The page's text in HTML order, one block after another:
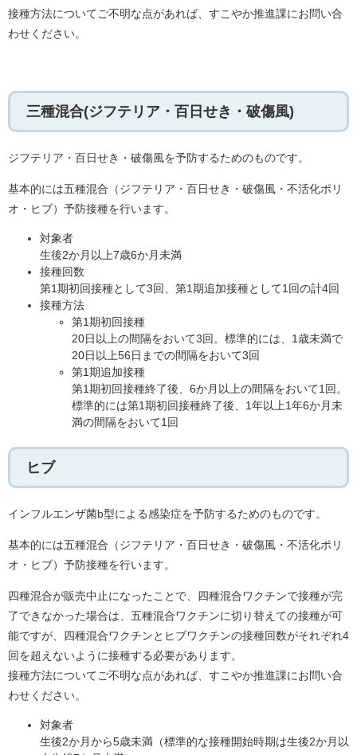
接種方法についてご不明な点があれば、すこやか推進課にお問い合
わせください。
三種混合(ジフテリア・百日せき・破傷風)
ジフテリア・百日せき・破傷風を予防するためのものです。
基本的には五種混合（ジフテリア・百日せき・破傷風・不活化ポリ
オ・ヒブ）予防接種を行います。
対象者
生後2か月以上7歳6か月未満
接種回数
第1期初回接種として3回、第1期追加接種として1回の計4回
接種方法
第1期初回接種
​20日以上の間隔をおいて3回。標準的には、1歳未満で
20日以上56日までの間隔をおいて3回
第1期追加接種
第1期初回接種終了後、6か月以上の間隔をおいて1回。
標準的には第1期初回接種終了後、1年以上1年6か月未
満の間隔をおいて1回
ヒブ
インフルエンザ菌b型による感染症を予防するためのものです。
基本的には五種混合（ジフテリア・百日せき・破傷風・不活化ポリ
オ・ヒブ）予防接種を行います。
四種混合が販売中止になったことで、四種混合ワクチンで接種が完
了できなかった場合は、五種混合ワクチンに切り替えての接種が可
能ですが、四種混合ワクチンとヒブワクチンの接種回数がそれぞれ4
回を超えないように接種する必要があります。
接種方法についてご不明な点があれば、すこやか推進課にお問い合
わせください。
対象者
生後2か月から5歳未満（標準的な接種開始時期は生後2か月以